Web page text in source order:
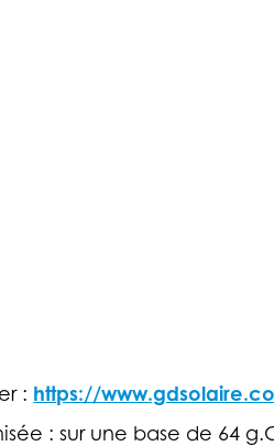
: https://
: sur une base de 64